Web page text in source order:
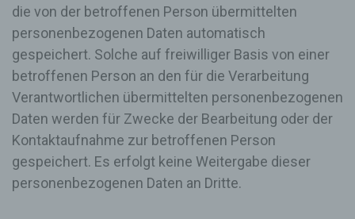
die von der betroffenen Person übermittelten
personenbezogenen Daten automatisch
gespeichert. Solche auf freiwilliger Basis von einer
betroffenen Person an den für die Verarbeitung
Verantwortlichen übermittelten personenbezogenen
Daten werden für Zwecke der Bearbeitung oder der
Kontaktaufnahme zur betroffenen Person
gespeichert. Es erfolgt keine Weitergabe dieser
personenbezogenen Daten an Dritte.
zuzurechnen ist, nutzt.
Durch eine Registrierung auf der Internetseite des
für die Verarbeitung Verantwortlichen wird ferner
die vom Internet-Service-Provider (ISP) der
Datum sowie die Uhrzeit der Registrierung
gespeichert. Die Speicherung dieser Daten erfolgt
vor dem Hintergrund, dass nur so der Missbrauch
diese Daten im Bedarfsfall ermöglichen,
begangene Straftaten aufzuklären. Insofern ist die